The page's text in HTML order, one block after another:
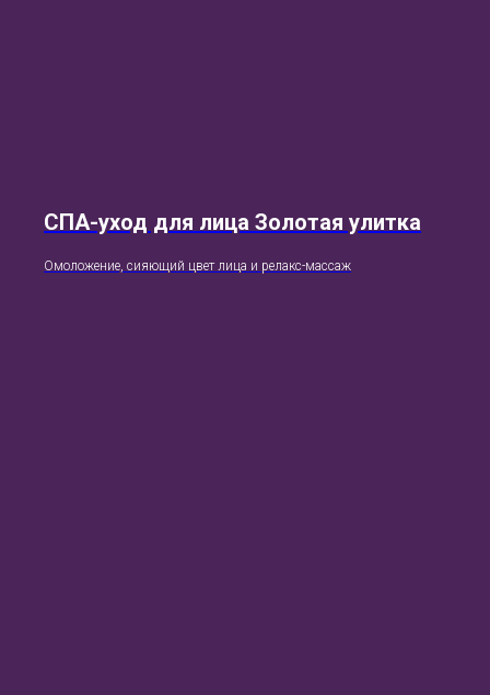
СПА-уход для лица Золотая улитка
Омоложение, сияющий цвет лица и релакс-массаж